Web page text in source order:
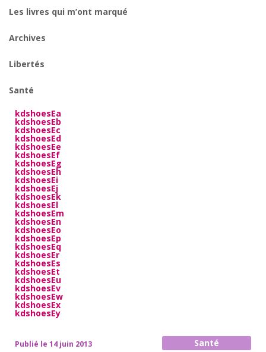
Les livres qui m’ont marqué
Archives
Libertés
Santé
kdshoesEa
kdshoesEb
kdshoesEc
kdshoesEd
kdshoesEe
kdshoesEf
kdshoesEg
kdshoesEh
kdshoesEi
kdshoesEj
kdshoesEk
kdshoesEl
kdshoesEm
kdshoesEn
kdshoesEo
kdshoesEp
kdshoesEq
kdshoesEr
kdshoesEs
kdshoesEt
kdshoesEu
kdshoesEv
kdshoesEw
kdshoesEx
kdshoesEy
Publié le 14 juin 2013 Santé